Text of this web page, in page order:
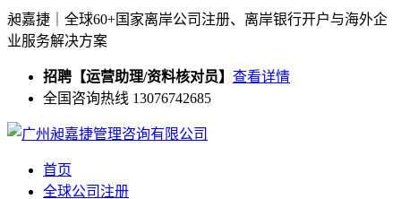
昶嘉捷｜全球60+国家离岸公司注册、离岸银行开户与海外企
业服务解决方案
招聘【运营助理/资料核对员】 查看详情
全国咨询热线 13076742685
首页
全球公司注册